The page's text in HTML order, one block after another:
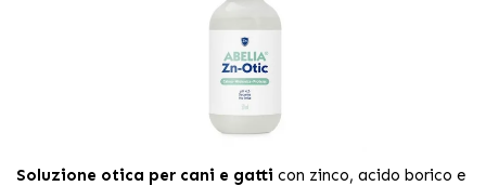
Soluzione otica per cani e gatti con zinco, acido borico e